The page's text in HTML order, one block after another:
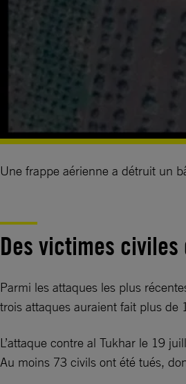
Une frappe aérienne a détruit un
Des victimes
Parmi les attaques les plus
trois attaques auraient fait plus de
L’attaque contre al Tukhar le 19
Au moins 73 civils ont été tués,